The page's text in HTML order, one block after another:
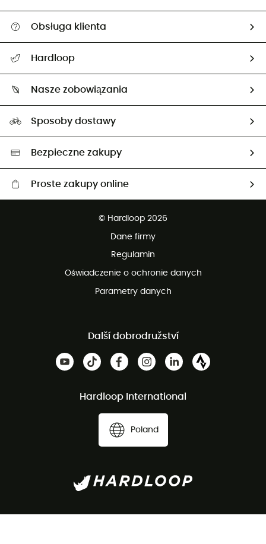
Obsługa klienta
Zwrot artykułów i zwrot środków
Hardloop
Ambasadorzy
Nasze zobowiązania
Wybrane produkty eko
Sposoby dostawy
Bezpieczne zakupy
Proste zakupy online
© Hardloop 2026
Dane firmy
Regulamin
Oświadczenie o ochronie danych
Parametry danych
Další dobrodružství
Hardloop International
Poland